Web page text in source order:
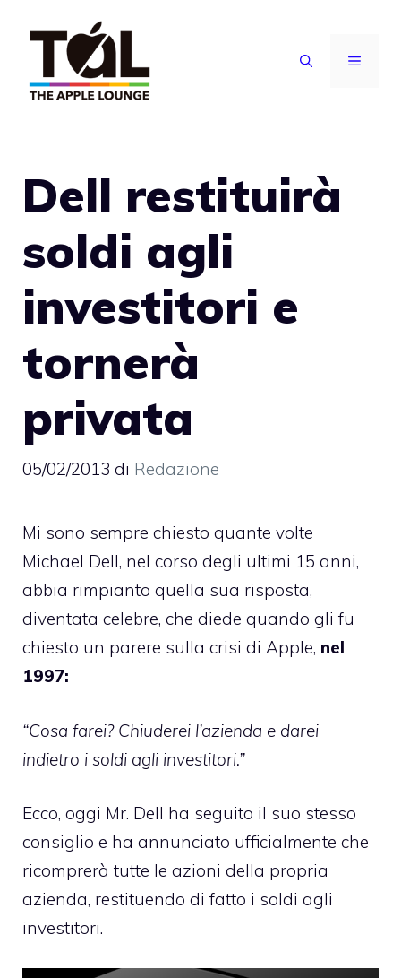
contenuto
MENU
Dell restituirà
soldi agli
investitori e
tornerà
privata
05/02/2013 di Redazione
Mi sono sempre chiesto quante volte
Michael Dell, nel corso degli ultimi 15 anni,
abbia rimpianto quella sua risposta,
diventata celebre, che diede quando gli fu
chiesto un parere sulla crisi di Apple, nel
1997:
“Cosa farei? Chiuderei l’azienda e darei
indietro i soldi agli investitori.”
Ecco, oggi Mr. Dell ha seguito il suo stesso
consiglio e ha annunciato ufficialmente che
ricomprerà tutte le azioni della propria
azienda, restituendo di fatto i soldi agli
investitori.